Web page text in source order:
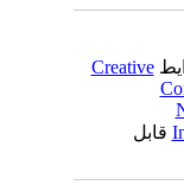
Creative
قابل